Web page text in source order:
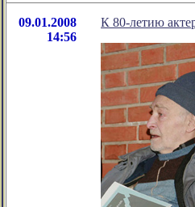
09.01.2008
14:56
К 80-летию